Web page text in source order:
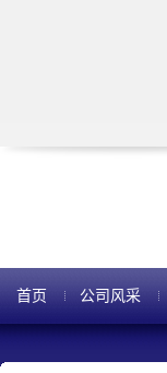
首页 公司风采